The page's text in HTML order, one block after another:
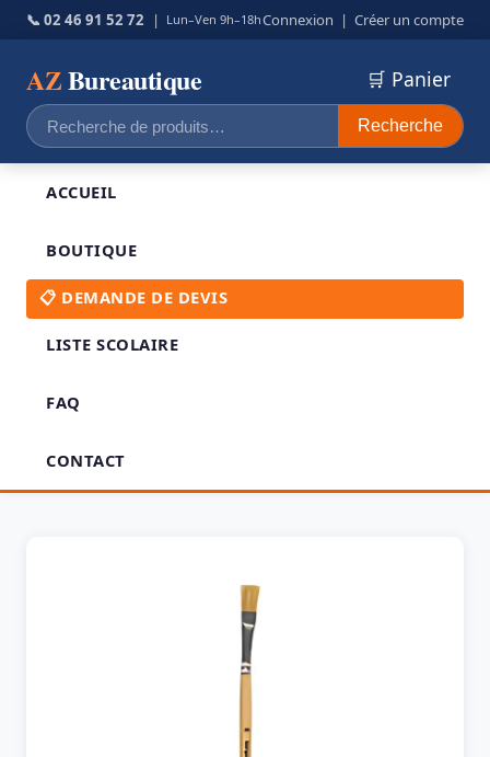
📞 02 46 91 52 72 | Lun–Ven 9h–18hConnexion | Créer un compte
AZBureautique
Recherche
pour :
Recherche
🛒 Panier
ACCUEIL
BOUTIQUE
📋 DEMANDE DE DEVIS
LISTE SCOLAIRE
FAQ
CONTACT